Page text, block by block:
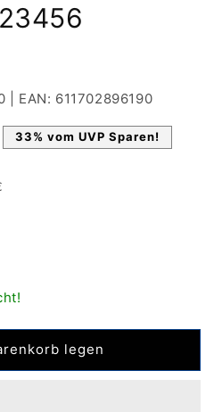
EAN: 611702896190
33% vom UVP Sparen!
legen